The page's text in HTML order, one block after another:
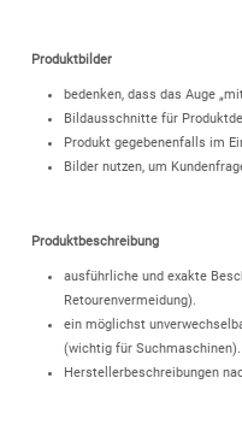
Produktbilder
bedenken, dass das Auge
Bildausschnitte für
Produkt gegebenenfalls im
Bilder nutzen, um
Produktbeschreibung
ausführliche und exakte
Retourenvermeidung).
ein möglichst
(wichtig für Suchmaschinen).
Herstellerbeschreibungen